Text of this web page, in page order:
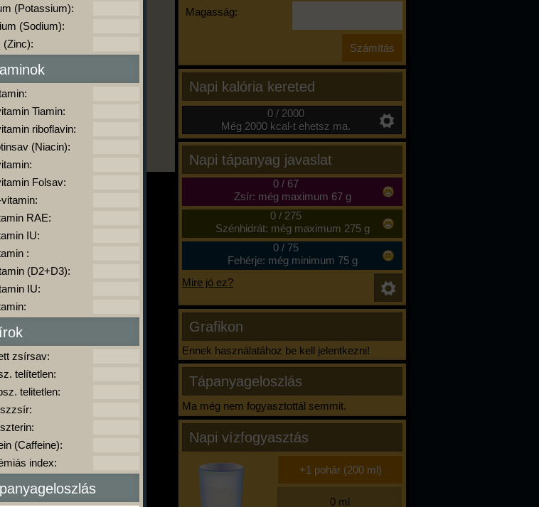
Magasság:
Napi kalória kereted
0 / 2000
Még 2000 kcal-t ehetsz ma.
Napi tápanyag javaslat
0/ 67
Zsír: még maximum 67 g
0/ 275
Szénhidrát: még maximum 275 g
0/ 75
Fehérje: még minimum 75 g
Mire jó ez?
Grafikon
Ennek használatához be kell jelentkezni!
Tápanyageloszlás
Ma még nem fogyasztottál semmit.
Napi vízfogyasztás
(Potassium):
(Sodium):
(Zinc):
Tiamin:
riboflavin:
(Niacin):
Folsav:
RAE:
IU:
:
(D2+D3):
IU:
zsírsav:
telítetlen:
telitetlen:
(Caffeine):
index: